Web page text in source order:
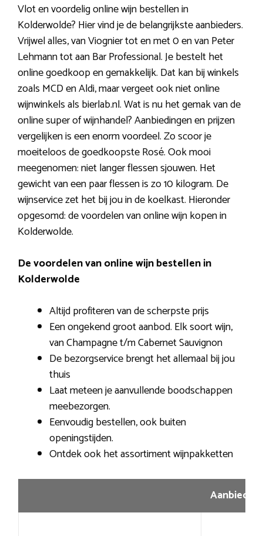
Vlot en voordelig online wijn bestellen in
Kolderwolde? Hier vind je de belangrijkste aanbieders.
Vrijwel alles, van Viognier tot en met 0 en van Peter
Lehmann tot aan Bar Professional. Je bestelt het
online goedkoop en gemakkelijk. Dat kan bij winkels
zoals MCD en Aldi, maar vergeet ook niet online
wijnwinkels als bierlab.nl. Wat is nu het gemak van de
online super of wijnhandel? Aanbiedingen en prijzen
vergelijken is een enorm voordeel. Zo scoor je
moeiteloos de goedkoopste Rosé. Ook mooi
meegenomen: niet langer flessen sjouwen. Het
gewicht van een paar flessen is zo 10 kilogram. De
wijnservice zet het bij jou in de koelkast. Hieronder
opgesomd: de voordelen van online wijn kopen in
Kolderwolde.
De voordelen van online wijn bestellen in
Kolderwolde
Altijd profiteren van de scherpste prijs
Een ongekend groot aanbod. Elk soort wijn,
van Champagne t/m Cabernet Sauvignon
De bezorgservice brengt het allemaal bij jou
thuis
Laat meteen je aanvullende boodschappen
meebezorgen.
Eenvoudig bestellen, ook buiten
openingstijden.
Ontdek ook het assortiment wijnpakketten